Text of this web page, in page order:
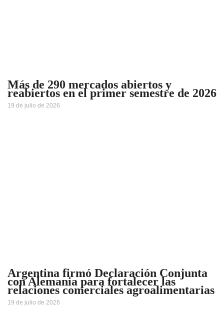
Más de 290 mercados abiertos y
reabiertos en el primer semestre de 2026
19 de julio de 2026
Argentina firmó Declaración Conjunta
con Alemania para fortalecer las
relaciones comerciales agroalimentarias
19 de julio de 2026